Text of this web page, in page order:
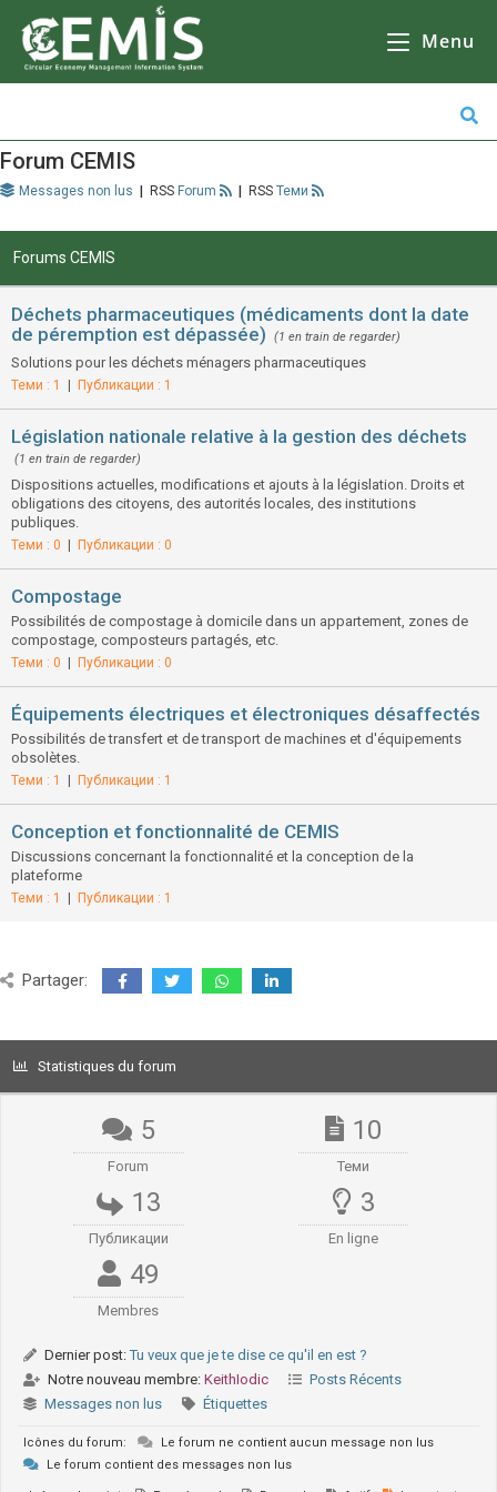
Menu
l'école, de faire des courses ou de faire du shopping.
Forum CEMIS
Messages non lus Forum Теми
Forums CEMIS
Déchets pharmaceutiques (médicaments dont la date
de péremption est dépassée)
(1 en train de regarder)
Solutions pour les déchets ménagers pharmaceutiques
Теми : 1 Публикации : 1
Législation nationale relative à la gestion des déchets
(1 en train de regarder)
Dispositions actuelles, modifications et ajouts à la législation. Droits et
obligations des citoyens, des autorités locales, des institutions
publiques.
Теми : 0 Публикации : 0
Compostage
Possibilités de compostage à domicile dans un appartement, zones de
compostage, composteurs partagés, etc.
Теми : 0 Публикации : 0
Équipements électriques et électroniques désaffectés
Possibilités de transfert et de transport de machines et d'équipements
obsolètes.
Теми : 1 Публикации : 1
Conception et fonctionnalité de CEMIS
Discussions concernant la fonctionnalité et la conception de la
plateforme
Теми : 1 Публикации : 1
Partager:
Statistiques du forum
5
Forum
10
Теми
13
Публикации
3
En ligne
49
Membres
Dernier post:Tu veux que je te dise ce qu'il en est ?
Notre nouveau membre: KeithIodic
Posts Récents
Messages non lus
Étiquettes
Icônes du forum:
Le forum ne contient aucun message non lus
Le forum contient des messages non lus